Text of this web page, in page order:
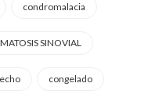
condromalacia
SINOVIAL
congelado